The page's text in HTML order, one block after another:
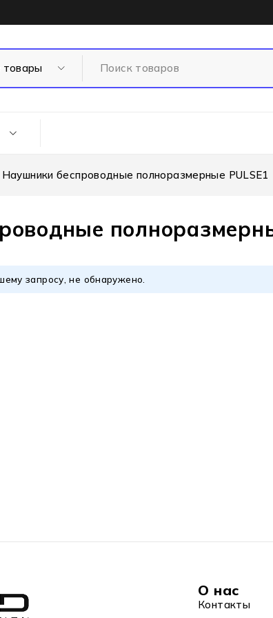
Наушники беспроводные полноразмерные PULSE1
запросу, не обнаружено.
О нас
Контакты